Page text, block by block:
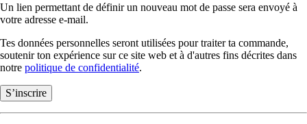
Un lien permettant de définir un nouveau mot de passe sera envoyé à
votre adresse e-mail.
Tes données personnelles seront utilisées pour traiter ta commande,
soutenir ton expérience sur ce site web et à d'autres fins décrites dans
notre politique de confidentialité.
S’inscrire